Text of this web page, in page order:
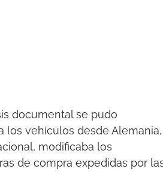
documental se pudo
los vehículos desde Alemania,
modificaba los
de compra expedidas por